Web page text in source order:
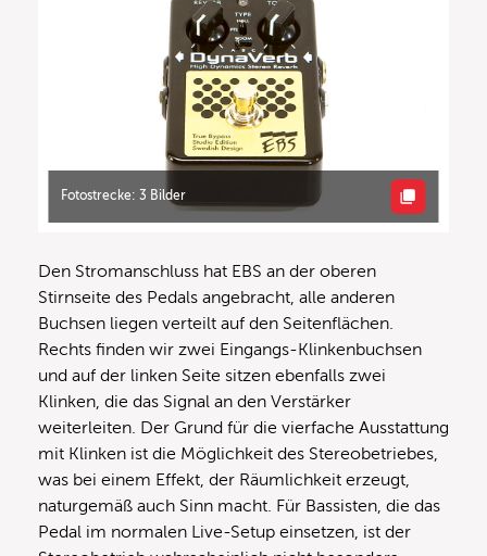
Fotostrecke: 3 Bilder
Den Stromanschluss hat EBS an der oberen
Stirnseite des Pedals angebracht, alle anderen
Buchsen liegen verteilt auf den Seitenflächen.
Rechts finden wir zwei Eingangs-Klinkenbuchsen
und auf der linken Seite sitzen ebenfalls zwei
Klinken, die das Signal an den Verstärker
weiterleiten. Der Grund für die vierfache Ausstattung
mit Klinken ist die Möglichkeit des Stereobetriebes,
was bei einem Effekt, der Räumlichkeit erzeugt,
naturgemäß auch Sinn macht. Für Bassisten, die das
Pedal im normalen Live-Setup einsetzen, ist der